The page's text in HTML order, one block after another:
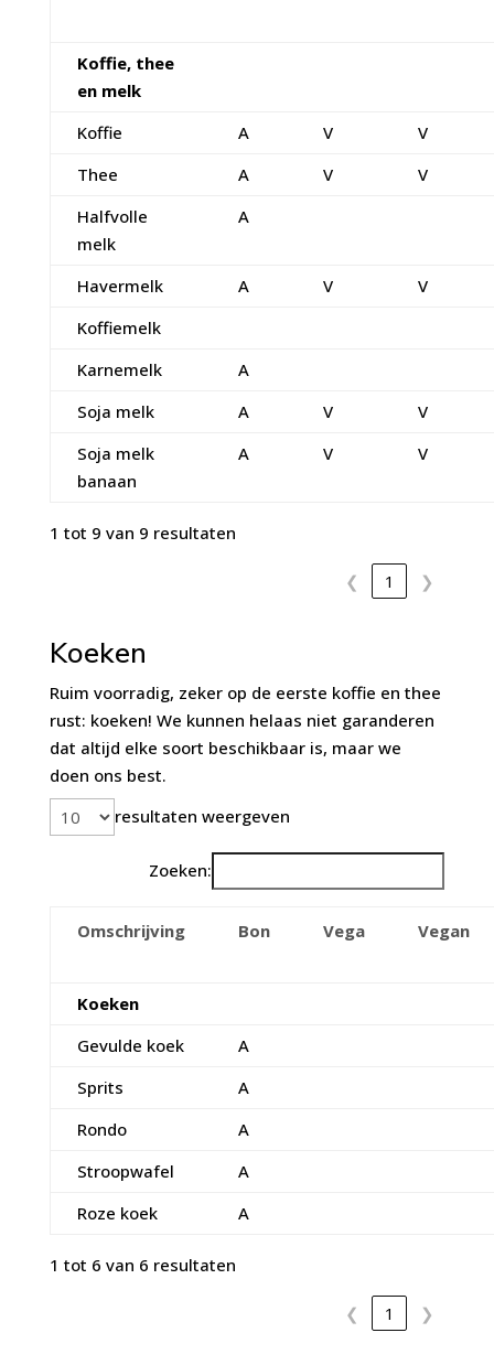
Koffie, thee
en melk
Koffie
A V
V
Thee
A V
V
Halfvolle
melk
A
Havermelk A V
V
Koffiemelk
Karnemelk
A
Soja melk
A V
V
Soja melk
banaan
A V V
1 tot 9 van 9 resultaten
❮ 1 ❯
Koeken
Ruim voorradig, zeker op de eerste koffie en thee
rust: koeken! We kunnen helaas niet garanderen
dat altijd elke soort beschikbaar is, maar we
doen ons best.
resultaten weergeven
Zoeken:
Omschrijving Bon Vega Vegan
Koeken
Gevulde koek
A
Sprits
A
Rondo
A
Stroopwafel
A
Roze koek
A
1 tot 6 van 6 resultaten
❮ 1 ❯